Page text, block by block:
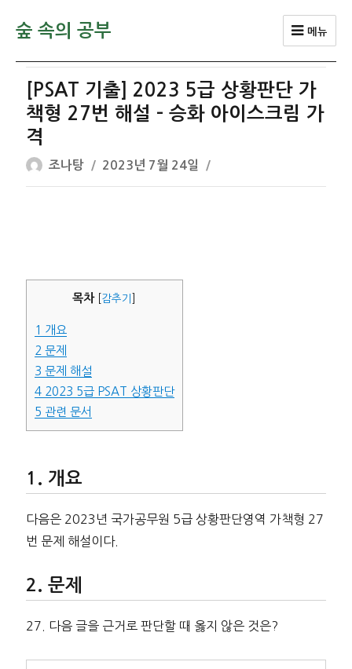
숲 속의 공부 메뉴
[PSAT 기출] 2023 5급 상황판단 가
책형 27번 해설 – 승화 아이스크림 가
격
글
쓴
조나탕
작
성
2023년 7월 24일
목차 감추기
1 개요
2 문제
3 문제 해설
42023 5급 PSAT 상황판단
5 관련 문서
개요
다음은 2023년 국가공무원 5급 상황판단영역 가책형 27
번 문제 해설이다.
문제
27. 다음 글을 근거로 판단할 때 옳지 않은 것은?